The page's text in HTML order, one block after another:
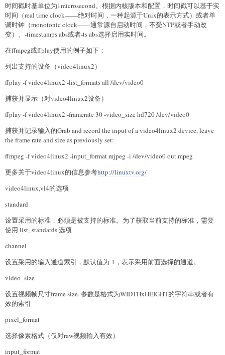
时间戳时基单位为1microsecond。根据内核版本和配置，时间戳可以基于实
时间（real time clock——绝对时间，一种起源于Unix的表示方式）或者单
调时钟（monotonic clock——通常源自启动时间，不受NTP或者手动改
变）。-timestamps abs或者-ts abs选择启用实时间。
在ffmpeg或ffplay使用的例子如下：
列出支持的设备（video4linux2）
ffplay -f video4linux2 -list_formats all /dev/video0
捕获并显示（对video4linux2设备）
ffplay -f video4linux2 -framerate 30 -video_size hd720 /dev/video0
捕获并记录输入的Grab and record the input of a video4linux2 device, leave
the frame rate and size as previously set:
ffmpeg -f video4linux2 -input_format mjpeg -i /dev/video0 out.mpeg
更多关于video4linux的信息参考http://linuxtv.org/
video4linux,vl4的选项
standard
设置采用的标准，必须是被支持的标准。为了获取当前支持的标准，需要
使用 list_standards 选项
channel
设置采用的输入通道索引，默认值为-1，表示采用前面选择的通道。
video_size
设置视频帧尺寸frame size. 参数是格式为WIDTHxHEIGHT的字符串或者有
效的索引
pixel_format
选择像素格式（仅对raw视频输入有效）
input_format